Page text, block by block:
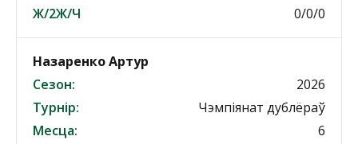
Ж/2Ж/Ч
0/0/0
Назаренко Артур
Сезон:
2026
Турнір:
Чэмпіянат дублёраў
Месца:
6